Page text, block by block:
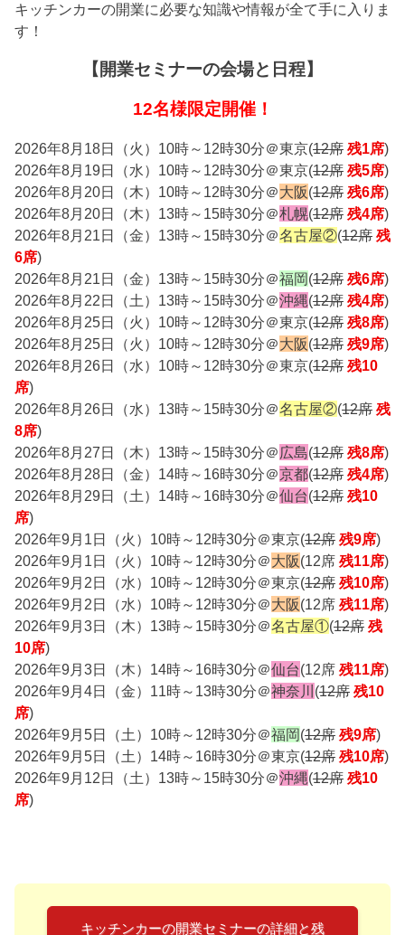
キッチンカーの開業に必要な知識や情報が全て手に入りま
す！
【開業セミナーの会場と日程】
12名様限定開催！
2026年8月18日（火）10時～12時30分＠東京(12席 残1席)
2026年8月19日（水）10時～12時30分＠東京(12席 残5席)
2026年8月20日（木）10時～12時30分＠大阪(12席 残6席)
2026年8月20日（木）13時～15時30分＠札幌(12席 残4席)
2026年8月21日（金）13時～15時30分＠名古屋②(12席 残
6席)
2026年8月21日（金）13時～15時30分＠福岡(12席 残6席)
2026年8月22日（土）13時～15時30分＠沖縄(12席 残4席)
2026年8月25日（火）10時～12時30分＠東京(12席 残8席)
2026年8月25日（火）10時～12時30分＠大阪(12席 残9席)
2026年8月26日（水）10時～12時30分＠東京(12席 残10
席)
2026年8月26日（水）13時～15時30分＠名古屋②(12席 残
8席)
2026年8月27日（木）13時～15時30分＠ 広島(12席 残8席)
2026年8月28日（金）14時～16時30分＠京都(12席 残4席)
2026年8月29日（土）14時～16時30分＠仙台(12席 残10
席)
2026年9月1日（火）10時～12時30分＠東京(12席 残9席)
2026年9月1日（火）10時～12時30分＠大阪(12席 残11席)
2026年9月2日（水）10時～12時30分＠東京(12席 残10席)
2026年9月2日（水）10時～12時30分＠大阪(12席 残11席)
2026年9月3日（木）13時～15時30分＠名古屋①(12席 残
10席)
2026年9月3日（木）14時～16時30分＠仙台(12席 残11席)
2026年9月4日（金）11時～13時30分＠神奈川 (12席 残10
席)
2026年9月5日（土）10時～12時30分＠福岡(12席 残9席)
2026年9月5日（土）14時～16時30分＠東京(12席 残10席)
2026年9月12日（土）13時～15時30分＠沖縄(12席 残10
席)
キッチンカーの開業セミナーの詳細と残